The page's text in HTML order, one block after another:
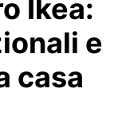
Ikea:
e
casa